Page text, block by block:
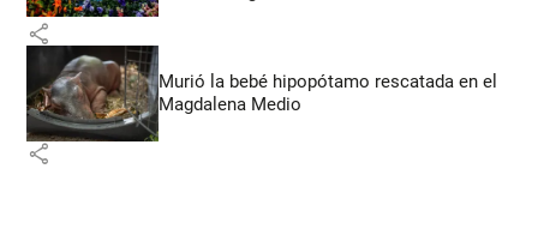
share
Murió la bebé hipopótamo rescatada en el
Magdalena Medio
share